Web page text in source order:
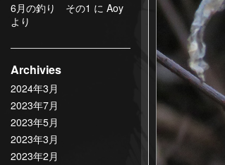
6月の釣り その1 に Aoy
より
Archivies
2024年3月
2023年7月
2023年5月
2023年3月
2023年2月